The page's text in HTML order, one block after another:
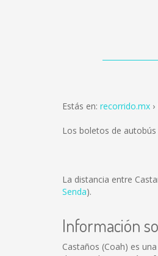
Estás en: recorrido.mx
Los boletos de
La distancia entre
Senda).
Información
Castaños (Coah) es